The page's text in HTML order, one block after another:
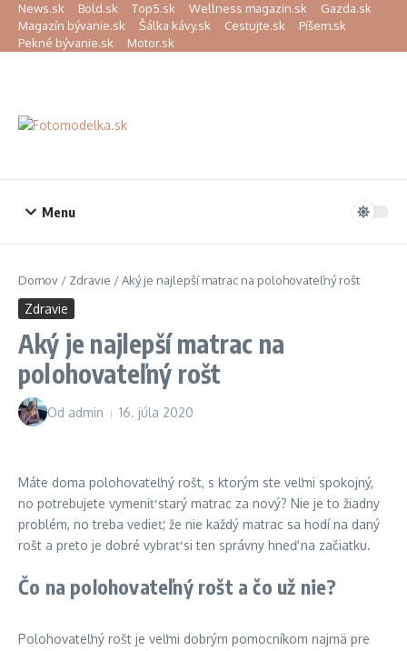
Preskočiť na obsah
News.sk Bold.sk Top5.sk Wellness magazin.sk
Gazda.sk
Magazín bývanie.sk
Šálka kávy.sk Cestujte.sk
Píšem.sk
Pekné bývanie.sk
Motor.sk
Menu
Domov / Zdravie /Aký je najlepší matrac na polohovateľný rošt
Zdravie
Aký je najlepší matrac na
polohovateľný rošt
Od admin 16. júla 2020
Máte doma polohovateľný rošt, s ktorým ste veľmi spokojný,
no potrebujete vymeniť starý matrac za nový? Nie je to žiadny
problém, no treba vedieť, že nie každý matrac sa hodí na daný
rošt a preto je dobré vybrať si ten správny hneď na začiatku.
Čo na polohovateľný rošt a čo už nie?
Polohovateľný rošt je veľmi dobrým pomocníkom najmä pre